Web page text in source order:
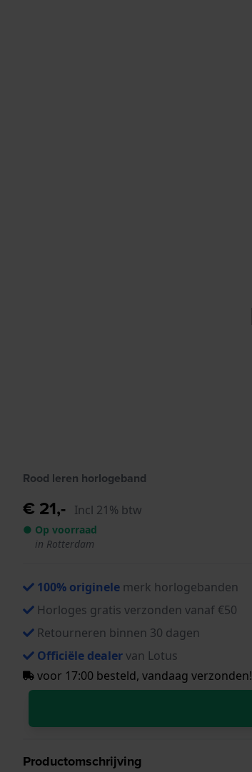
Rood leren horlogeband
€ 21,- Incl 21% btw
● Op voorraad
in Rotterdam
100% originele merk horlogebanden
Horloges gratis verzonden vanaf €50
Retourneren binnen 30 dagen
Officiële dealervan Lotus
voor 17:00 besteld, vandaag verzonden!
Productomschrijving